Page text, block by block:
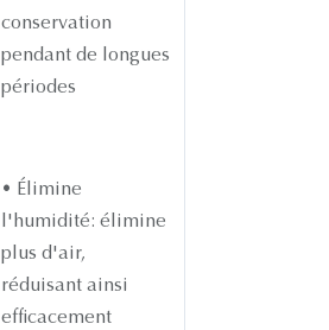
conservation
pendant de longues
périodes
• Élimine
l'humidité: élimine
plus d'air,
réduisant ainsi
efficacement